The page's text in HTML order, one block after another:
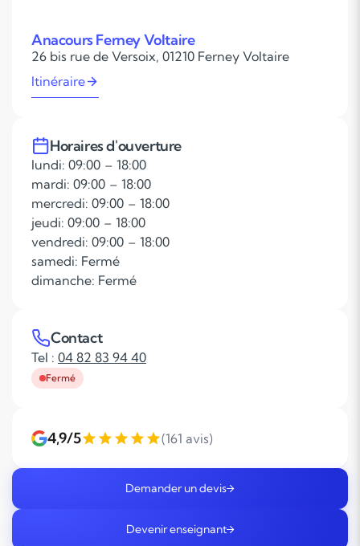
Anacours Ferney Voltaire
26 bis rue de Versoix, 01210 Ferney Voltaire
Itinéraire
Horaires d'ouverture
lundi: 09:00 – 18:00
mardi: 09:00 – 18:00
mercredi: 09:00 – 18:00
jeudi: 09:00 – 18:00
vendredi: 09:00 – 18:00
samedi: Fermé
dimanche: Fermé
Contact
Tel : 04 82 83 94 40
Fermé
4,9/5 (161 avis)
Demander un devis
Devenir enseignant